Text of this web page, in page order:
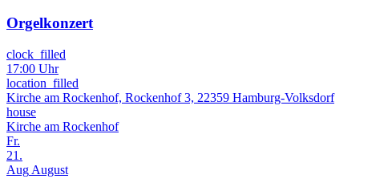
Orgelkonzert
clock_filled
17:00 Uhr
location_filled
Kirche am Rockenhof, Rockenhof 3, 22359 Hamburg-Volksdorf
house
Kirche am Rockenhof
Fr.
21.
Aug August